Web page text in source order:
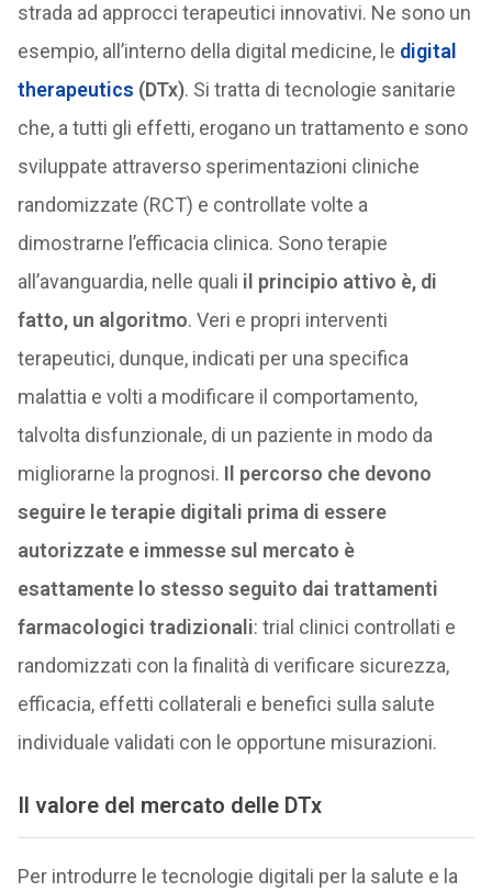
strada ad approcci terapeutici innovativi. Ne sono un
esempio, all’interno della digital medicine, le digital
therapeutics (DTx). Si tratta di tecnologie sanitarie
che, a tutti gli effetti, erogano un trattamento e sono
sviluppate attraverso sperimentazioni cliniche
randomizzate (RCT) e controllate volte a
dimostrarne l’efficacia clinica. Sono terapie
all’avanguardia, nelle quali il principio attivo è, di
fatto, un algoritmo. Veri e propri interventi
terapeutici, dunque, indicati per una specifica
malattia e volti a modificare il comportamento,
talvolta disfunzionale, di un paziente in modo da
migliorarne la prognosi. Il percorso che devono
seguire le terapie digitali prima di essere
autorizzate e immesse sul mercato è
esattamente lo stesso seguito dai trattamenti
farmacologici tradizionali: trial clinici controllati e
randomizzati con la finalità di verificare sicurezza,
efficacia, effetti collaterali e benefici sulla salute
individuale validati con le opportune misurazioni.
Il valore del mercato delle DTx
Per introdurre le tecnologie digitali per la salute e la